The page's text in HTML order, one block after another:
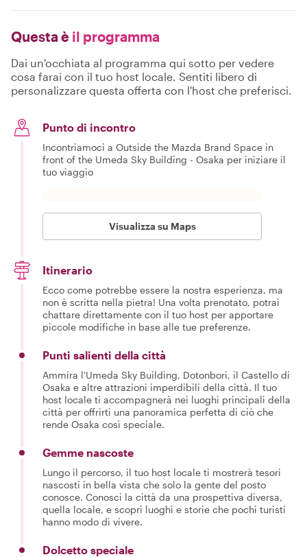
Questa è il programma
Dai un'occhiata al programma qui sotto per vedere
cosa farai con il tuo host locale. Sentiti libero di
personalizzare questa offerta con l'host che preferisci.
Punto di incontro
Incontriamoci a Outside the Mazda Brand Space in
front of the Umeda Sky Building - Osaka per iniziare il
tuo viaggio
Visualizza su Maps
Itinerario
Ecco come potrebbe essere la nostra esperienza, ma
non è scritta nella pietra! Una volta prenotato, potrai
chattare direttamente con il tuo host per apportare
piccole modifiche in base alle tue preferenze.
Punti salienti della città
Ammira l'Umeda Sky Building, Dotonbori, il Castello di
Osaka e altre attrazioni imperdibili della città. Il tuo
host locale ti accompagnerà nei luoghi principali della
città per offrirti una panoramica perfetta di ciò che
rende Osaka così speciale.
Gemme nascoste
Lungo il percorso, il tuo host locale ti mostrerà tesori
nascosti in bella vista che solo la gente del posto
conosce. Conosci la città da una prospettiva diversa,
quella locale, e scopri luoghi e storie che pochi turisti
hanno modo di vivere.
Dolcetto speciale